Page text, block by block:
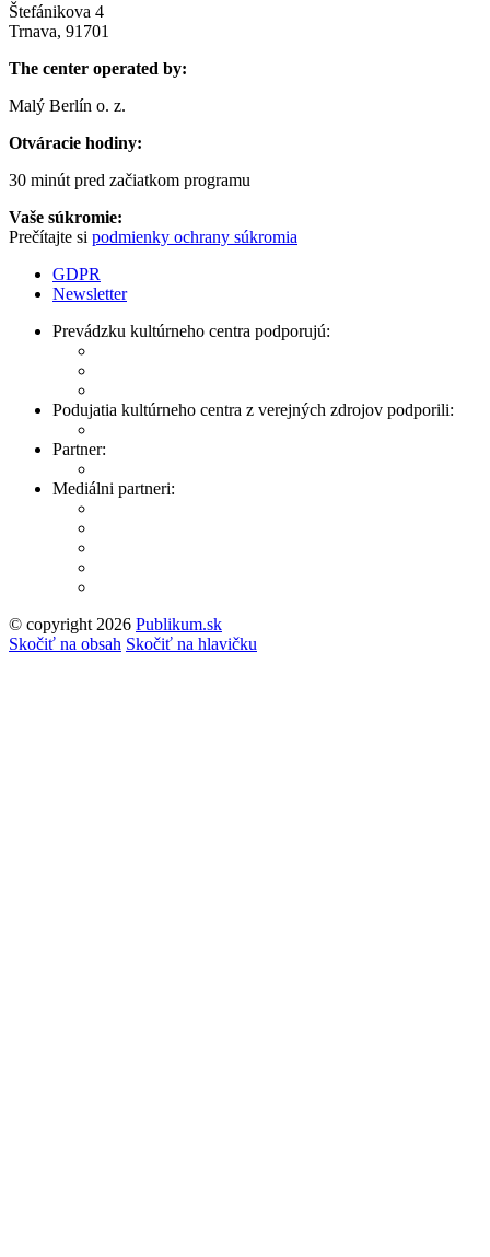
Štefánikova 4
Trnava, 91701
The center operated by:
Malý Berlín o. z.
Otváracie hodiny:
30 minút pred začiatkom programu
Vaše súkromie:
Prečítajte si podmienky ochrany súkromia
GDPR
Newsletter
Prevádzku kultúrneho centra podporujú:
Podujatia kultúrneho centra z verejných zdrojov podporili:
Partner:
Mediálni partneri:
© copyright 2026 Publikum.sk
Tvorba stránok: Enjoy
Skočiť na obsah Skočiť na hlavičku